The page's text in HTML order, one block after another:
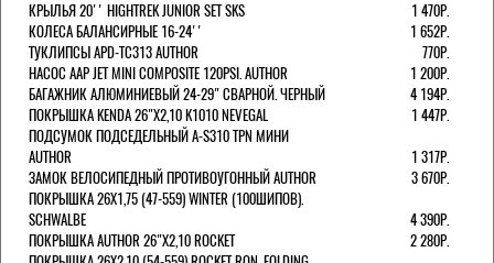
КРЫЛЬЯ 20'' HIGHTREK JUNIOR SET SKS
1 470Р.
КОЛЕСА БАЛАНСИРНЫЕ 16-24''
1 652Р.
ТУКЛИПСЫ APD-TC313 AUTHOR
770Р.
НАСОС AAP JET MINI COMPOSITE 120PSI. AUTHOR
1 200Р.
БАГАЖНИК АЛЮМИНИЕВЫЙ 24-29" СВАРНОЙ. ЧЕРНЫЙ
4 194Р.
ПОКРЫШКА KENDA 26"Х2,10 K1010 NEVEGAL
1 447Р.
ПОДСУМОК ПОДСЕДЕЛЬНЫЙ A-S310 TPN МИНИ
AUTHOR
1 317Р.
ЗАМОК ВЕЛОСИПЕДНЫЙ ПРОТИВОУГОННЫЙ AUTHOR
3 670Р.
ПОКРЫШКА 26X1,75 (47-559) WINTER (100ШИПОВ).
SCHWALBE
4 390Р.
ПОКРЫШКА AUTHOR 26"Х2,10 ROCKET
2 280Р.